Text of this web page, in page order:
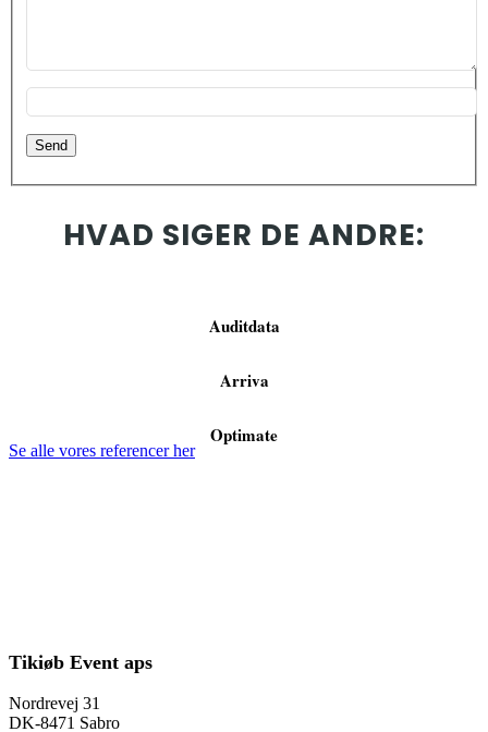
HVAD SIGER DE ANDRE:
Auditdata
Arriva
Optimate
Se alle vores referencer her
Tikiøb Event aps
Nordrevej 31
DK-8471 Sabro